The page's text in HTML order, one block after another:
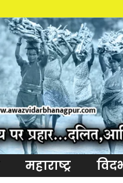
महाराष्ट्र